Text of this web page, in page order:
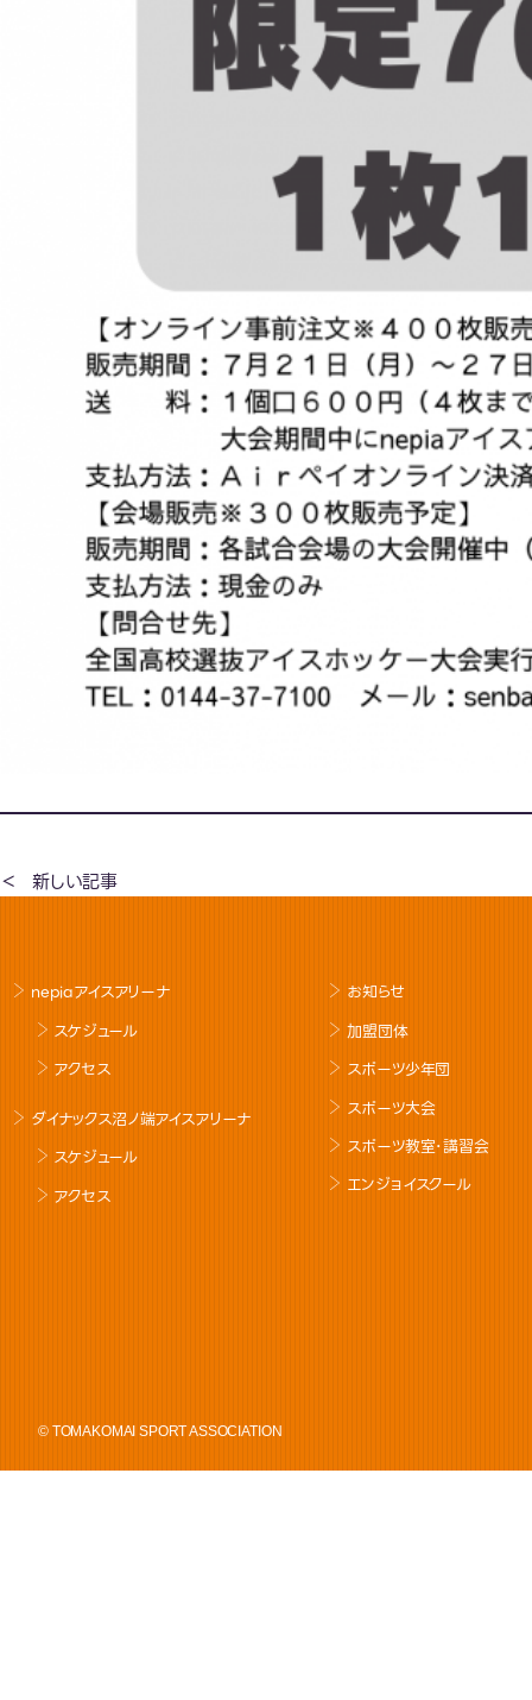
新しい記事
nepiaアイスアリーナ
スケジュール
アクセス
ダイナックス沼ノ端アイスアリーナ
スケジュール
アクセス
お知らせ
加盟団体
スポーツ少年団
スポーツ大会
スポーツ教室･講習会
エンジョイスクール
© TOMAKOMAI SPORT ASSOCIATION